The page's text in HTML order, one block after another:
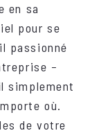
en sa
pour se
passionné
–
simplement
où.
de votre